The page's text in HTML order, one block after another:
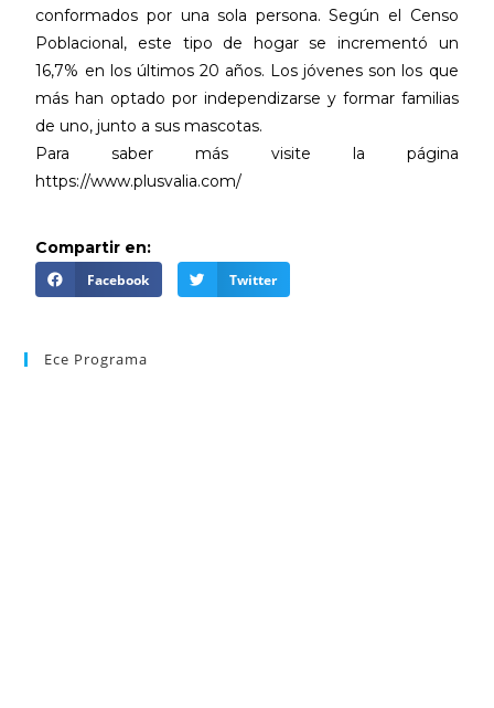
conformados por una sola persona. Según el Censo
Poblacional, este tipo de hogar se incrementó un
16,7% en los últimos 20 años. Los jóvenes son los que
más han optado por independizarse y formar familias
de uno, junto a sus mascotas.
Para saber más visite la página
https://www.plusvalia.com/
Compartir en:
Facebook Twitter
Ece Programa